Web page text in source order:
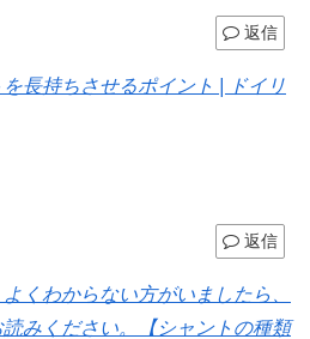
返信
長持ちさせるポイント | ドイリ
返信
くわからない方がいましたら、
みください。【シャントの種類